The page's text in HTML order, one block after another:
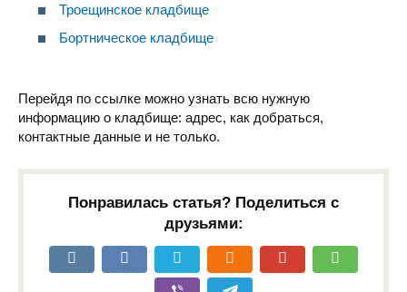
Троещинское кладбище
Бортническое кладбище
Перейдя по ссылке можно узнать всю нужную
информацию о кладбище: адрес, как добраться,
контактные данные и не только.
Понравилась статья? Поделиться с
друзьями: